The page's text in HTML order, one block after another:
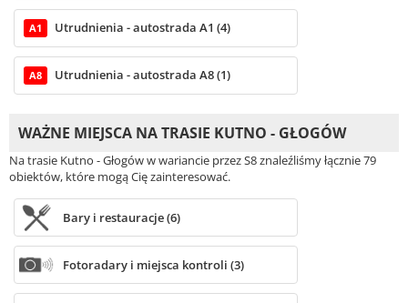
A1 Utrudnienia - autostrada A1 (4)
A8 Utrudnienia - autostrada A8 (1)
WAŻNE MIEJSCA NA TRASIE KUTNO - GŁOGÓW
Na trasie Kutno - Głogów w wariancie przez S8 znaleźliśmy łącznie 79
obiektów, które mogą Cię zainteresować.
Bary i restauracje (6)
Fotoradary i miejsca kontroli (3)